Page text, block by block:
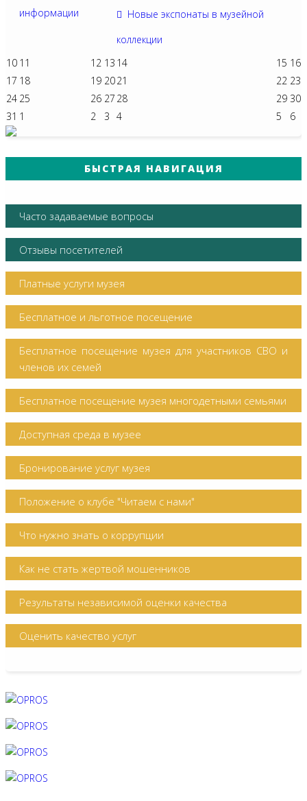
информации
Новые экспонаты в музейной
коллекции
10 11 12 13 14 15 16
17 18 19 2021 22 23
24 25 26 27 28 29 30
31 1 2 3 4 5 6
БЫСТРАЯ НАВИГАЦИЯ
Часто задаваемые вопросы
Отзывы посетителей
Платные услуги музея
Бесплатное и льготное посещение
Бесплатное посещение музея для участников СВО и
членов их семей
Бесплатное посещение музея многодетными семьями
Доступная среда в музее
Бронирование услуг музея
Положение о клубе "Читаем с нами"
Что нужно знать о коррупции
Как не стать жертвой мошенников
Результаты независимой оценки качества
Оценить качество услуг